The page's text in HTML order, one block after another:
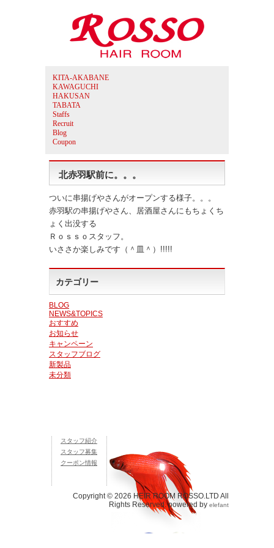
KITA-AKABANE
KAWAGUCHI
HAKUSAN
TABATA
Staffs
Recruit
Blog
Coupon
北赤羽駅前に。。。
ついに串揚げやさんがオープンする様子。。。
赤羽駅の串揚げやさん、居酒屋さんにもちょくち
ょく出没する
Ｒｏｓｓｏスタッフ。
いささか楽しみです（＾皿＾）!!!!!
カテゴリー
BLOG
NEWS&TOPICS
おすすめ
お知らせ
キャンペーン
スタッフブログ
新製品
未分類
スタッフ紹介
スタッフ募集
クーポン情報
Copyright © 2026 HEIR ROOM ROSSO.LTD All
Rights Reserved. powered by elefant